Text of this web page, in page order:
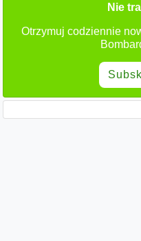
Nie
Otrzymuj codziennie